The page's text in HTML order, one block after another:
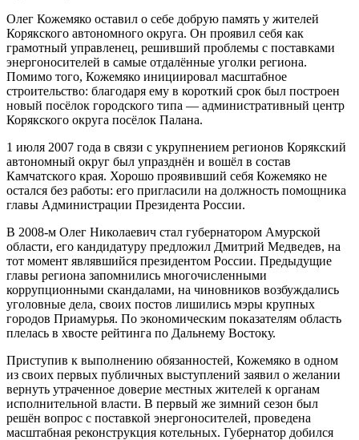
Олег Кожемяко оставил о себе добрую память у жителей
Корякского автономного округа. Он проявил себя как
грамотный управленец, решивший проблемы с поставками
энергоносителей в самые отдалённые уголки региона.
Помимо того, Кожемяко инициировал масштабное
строительство: благодаря ему в короткий срок был построен
новый посёлок городского типа — административный центр
Корякского округа посёлок Палана.
1 июля 2007 года в связи с укрупнением регионов Корякский
автономный округ был упразднён и вошёл в состав
Камчатского края. Хорошо проявивший себя Кожемяко не
остался без работы: его пригласили на должность помощника
главы Администрации Президента России.
В 2008-м Олег Николаевич стал губернатором Амурской
области, его кандидатуру предложил Дмитрий Медведев, на
тот момент являвшийся президентом России. Предыдущие
главы региона запомнились многочисленными
коррупционными скандалами, на чиновников возбуждались
уголовные дела, своих постов лишились мэры крупных
городов Приамурья. По экономическим показателям область
плелась в хвосте рейтинга по Дальнему Востоку.
Приступив к выполнению обязанностей, Кожемяко в одном
из своих первых публичных выступлений заявил о желании
вернуть утраченное доверие местных жителей к органам
исполнительной власти. В первый же зимний сезон был
решён вопрос с поставкой энергоносителей, проведена
масштабная реконструкция котельных. Губернатор добился